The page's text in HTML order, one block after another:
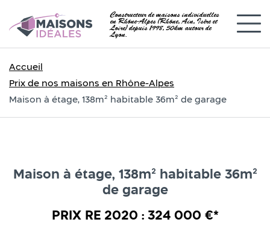
Constructeur de maisons individuelles
en Rhône-Alpes (Rhône, Ain, Isère et
Loire) depuis 1998, 50km autour de
Lyon.
Accueil
Prix de nos maisons en Rhône-Alpes
Maison à étage, 138m² habitable 36m² de garage
Maison à étage, 138m² habitable 36m²
de garage
PRIX RE 2020 : 324 000 €*